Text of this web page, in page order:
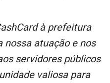
nossa atuação e nos
servidores públicos
valiosa para